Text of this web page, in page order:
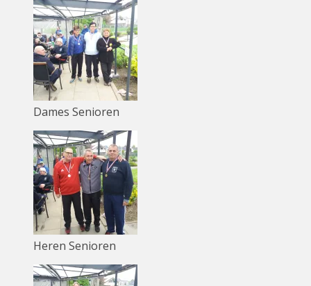
Dames Senioren
Heren Senioren